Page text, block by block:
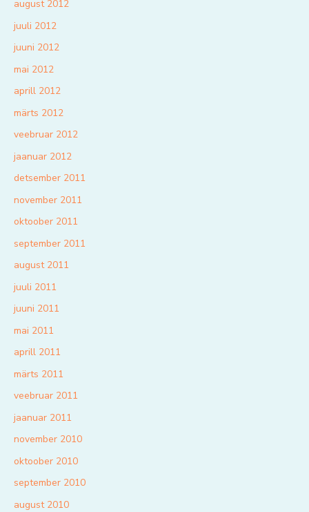
august 2012
juuli 2012
juuni 2012
mai 2012
aprill 2012
märts 2012
veebruar 2012
jaanuar 2012
detsember 2011
november 2011
oktoober 2011
september 2011
august 2011
juuli 2011
juuni 2011
mai 2011
aprill 2011
märts 2011
veebruar 2011
jaanuar 2011
november 2010
oktoober 2010
september 2010
august 2010